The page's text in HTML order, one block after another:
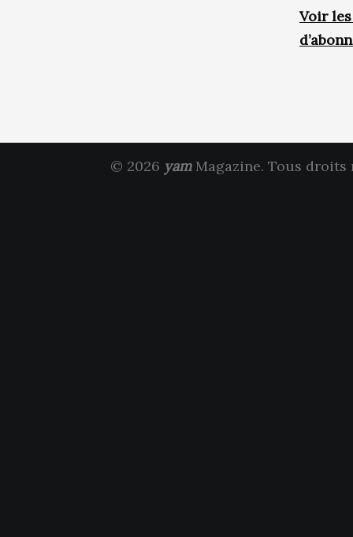
Voir
© 2026 yamMagazine. Tous droits